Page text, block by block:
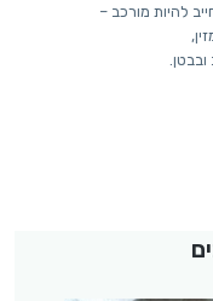
להיות מורכב –